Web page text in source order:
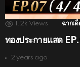
1.2k Views ฉากเด็
ทองประกายแสด
2 years ago